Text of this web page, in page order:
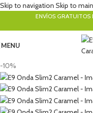
Skip to navigation Skip to
ENVÍOS GRATUITOS
MENU
-10%